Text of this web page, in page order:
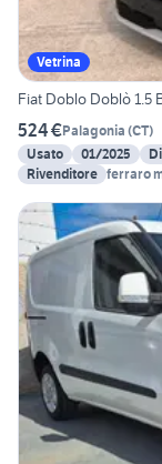
Vetrina
Fiat Doblo Doblò 1.5
524 €Palagonia (CT)
Usato
01/2025
Rivenditore ferraro